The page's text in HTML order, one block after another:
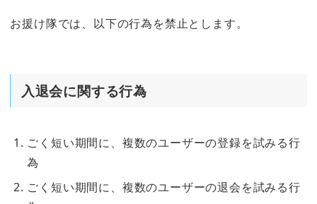
お援け隊では、以下の行為を禁止とします。
入退会に関する行為
ごく短い期間に、複数のユーザーの登録を試みる行
為
ごく短い期間に、複数のユーザーの退会を試みる行